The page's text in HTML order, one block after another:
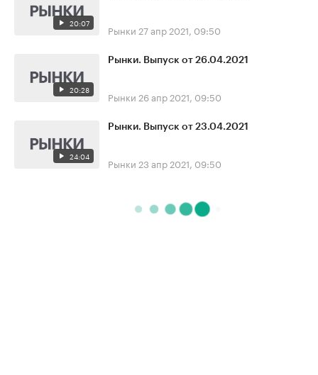
20:07 Рынки 27 апр 2021, 09:50
20:28
Рынки. Выпуск от 26.04.2021
Рынки 26 апр 2021, 09:50
24:04
Рынки. Выпуск от 23.04.2021
Рынки 23 апр 2021, 09:50